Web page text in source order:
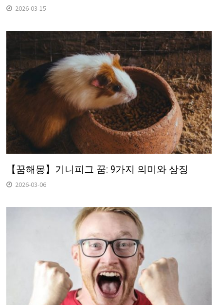
2026-03-15
【꿈해몽】기니피그 꿈: 9가지 의미와 상징
2026-03-06